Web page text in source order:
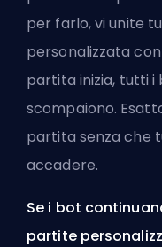
per farlo, vi unite
personalizzata
partita inizia, tutti
scompaiono.
partita senza che
accadere.
Se i bot
partite